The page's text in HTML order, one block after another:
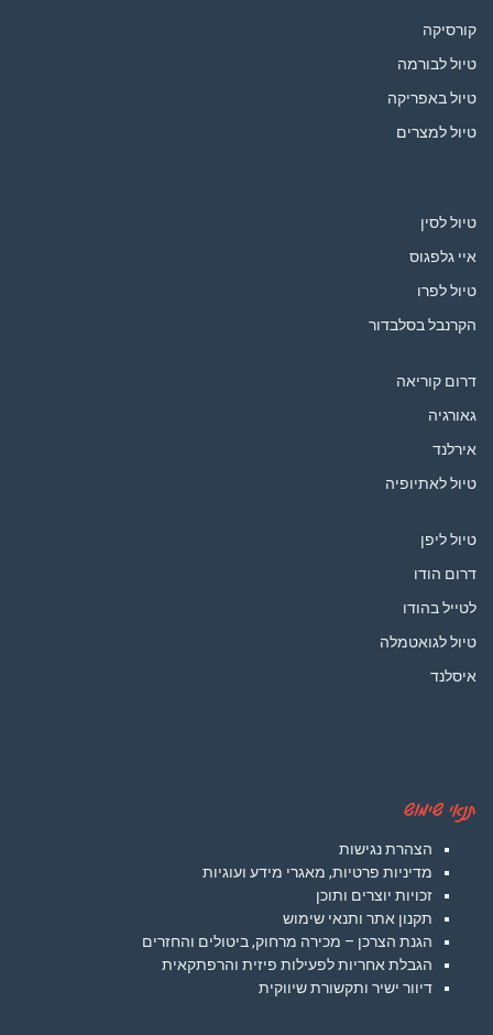
קורסיקה
טיול לבורמה
טיול באפריקה
טיול למצרים
טיול לסין
איי גלפגוס
טיול לפרו
הקרנבל בסלבדור
דרום קוריאה
גאורגיה
אירלנד
טיול לאתיופיה
טיול ליפן
דרום הודו
לטייל בהודו
טיול לגואטמלה
איסלנד
תנאי שימוש
הצהרת נגישות
מדיניות פרטיות, מאגרי מידע ועוגיות
זכויות יוצרים ותוכן
תקנון אתר ותנאי שימוש
הגנת הצרכן – מכירה מרחוק, ביטולים והחזרים
הגבלת אחריות לפעילות פיזית והרפתקאית
דיוור ישיר ותקשורת שיווקית